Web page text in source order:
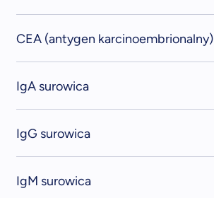
CEA (antygen karcinoembrionalny)
IgA surowica
IgG surowica
IgM surowica